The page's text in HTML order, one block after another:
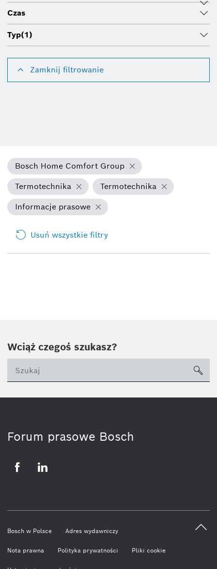
Czas
Typ(1)
Zamknij filtrowanie
Bosch Home Comfort Group
Termotechnika
Termotechnika
Informacje prasowe
Usuń wszystkie filtry
Wciąż czegoś szukasz?
Forum prasowe Bosch
Bosch w Polsce Adres wydawniczy
Nota prawna Polityka prywatności Pliki cookie